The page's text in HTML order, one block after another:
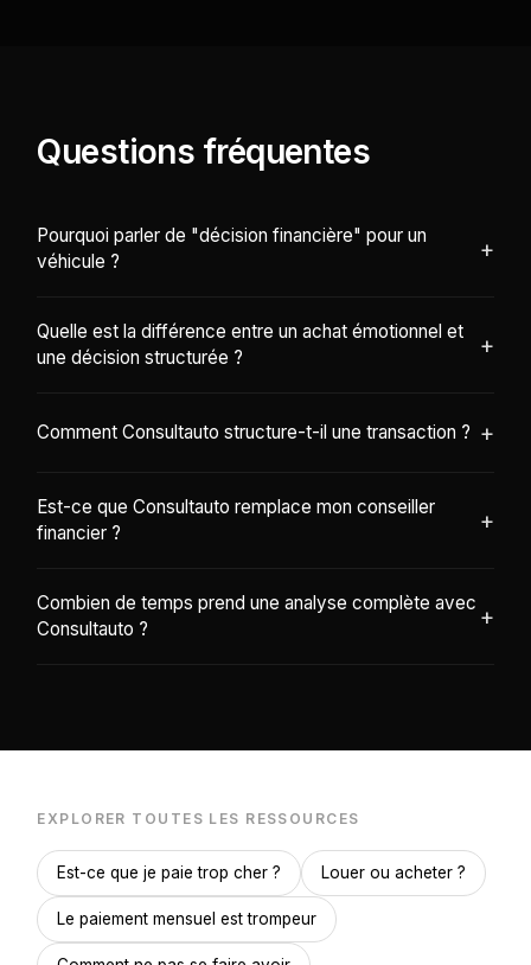
Questions fréquentes
Pourquoi parler de "décision financière" pour un
véhicule ?
+
Quelle est la différence entre un achat émotionnel et
une décision structurée ?
+
Comment Consultauto structure-t-il une transaction ? +
Est-ce que Consultauto remplace mon conseiller
financier ?
+
Combien de temps prend une analyse complète avec
Consultauto ?
+
EXPLORER TOUTES LES RESSOURCES
Est-ce que je paie trop cher ? Louer ou acheter ?
Le paiement mensuel est trompeur